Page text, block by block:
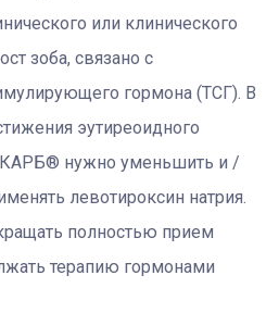
или клинического
зоба, связано с
гормона (ТСГ). В
эутиреоидного
КАРБ® нужно уменьшить и /
левотироксин натрия.
полностью прием
терапию гормонами